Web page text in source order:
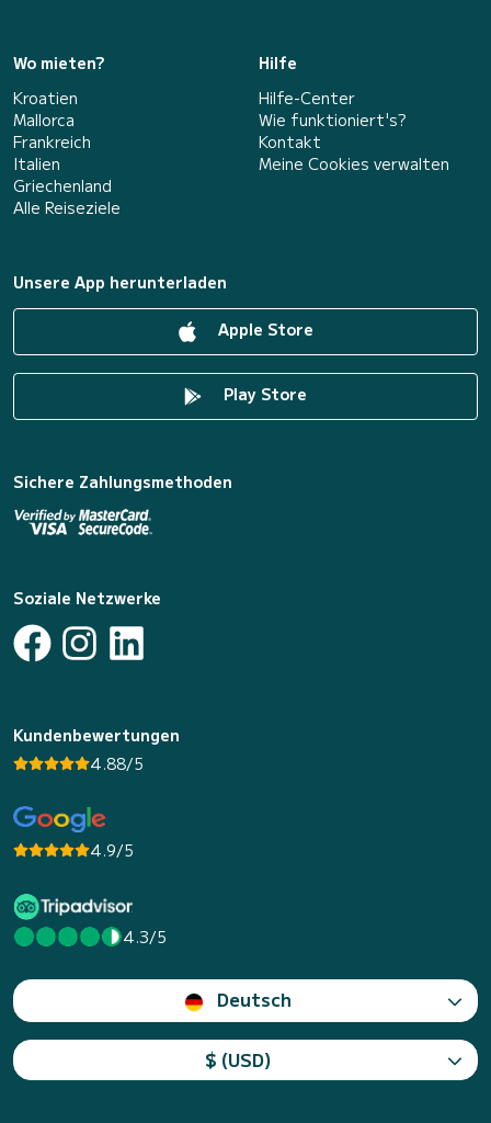
Wo mieten?
Kroatien
Mallorca
Frankreich
Italien
Griechenland
Alle Reiseziele
Hilfe
Hilfe-Center
Wie funktioniert's?
Kontakt
Meine Cookies verwalten
Unsere App herunterladen
Apple Store
Play Store
Sichere Zahlungsmethoden
Soziale Netzwerke
Kundenbewertungen
4.88/5
4.9/5
4.3/5
Deutsch
$ (USD)